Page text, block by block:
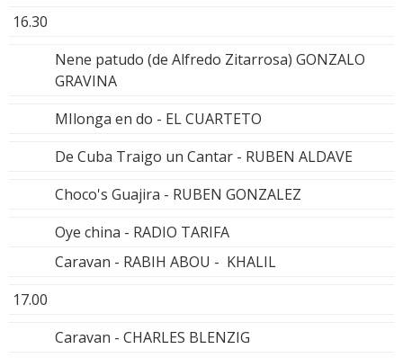
16.30
Nene patudo (de Alfredo Zitarrosa) GONZALO
GRAVINA
MIlonga en do - EL CUARTETO
De Cuba Traigo un Cantar - RUBEN ALDAVE
Choco's Guajira - RUBEN GONZALEZ
Oye china - RADIO TARIFA
Caravan - RABIH ABOU - KHALIL
17.00
Caravan - CHARLES BLENZIG